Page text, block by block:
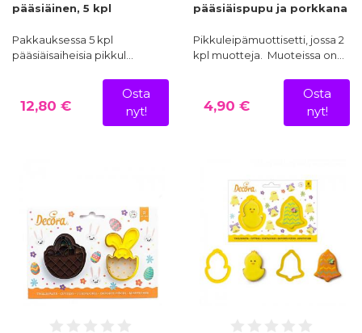
pääsiäinen, 5 kpl
Pakkauksessa 5 kpl
pääsiäisaiheisia pikkul…
12,80 €
Osta
nyt!
pääsiäispupu ja porkkana
Pikkuleipämuottisetti, jossa 2
kpl muotteja. Muoteissa on…
4,90 €
Osta
nyt!